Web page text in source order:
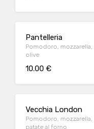
Pantelleria
Pomodoro,
olive
10.00 €
Vecchia London
Pomodoro, mozzarella,
patate al forno